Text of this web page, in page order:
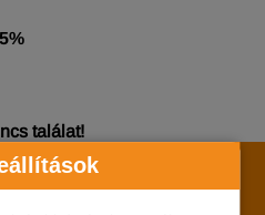
találat!
Értesülj elsőként a
hírekről, akciókról!